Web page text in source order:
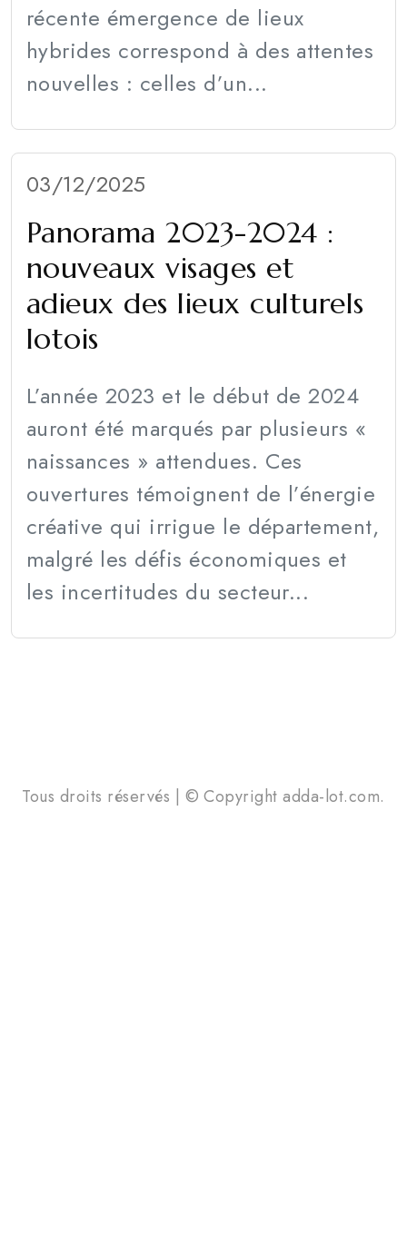
récente émergence de lieux
hybrides correspond à des attentes
nouvelles : celles d’un...
03/12/2025
Panorama 2023-2024 :
nouveaux visages et
adieux des lieux culturels
lotois
L’année 2023 et le début de 2024
auront été marqués par plusieurs «
naissances » attendues. Ces
ouvertures témoignent de l’énergie
créative qui irrigue le département,
malgré les défis économiques et
les incertitudes du secteur...
Tous droits réservés | © Copyright adda-lot.com.